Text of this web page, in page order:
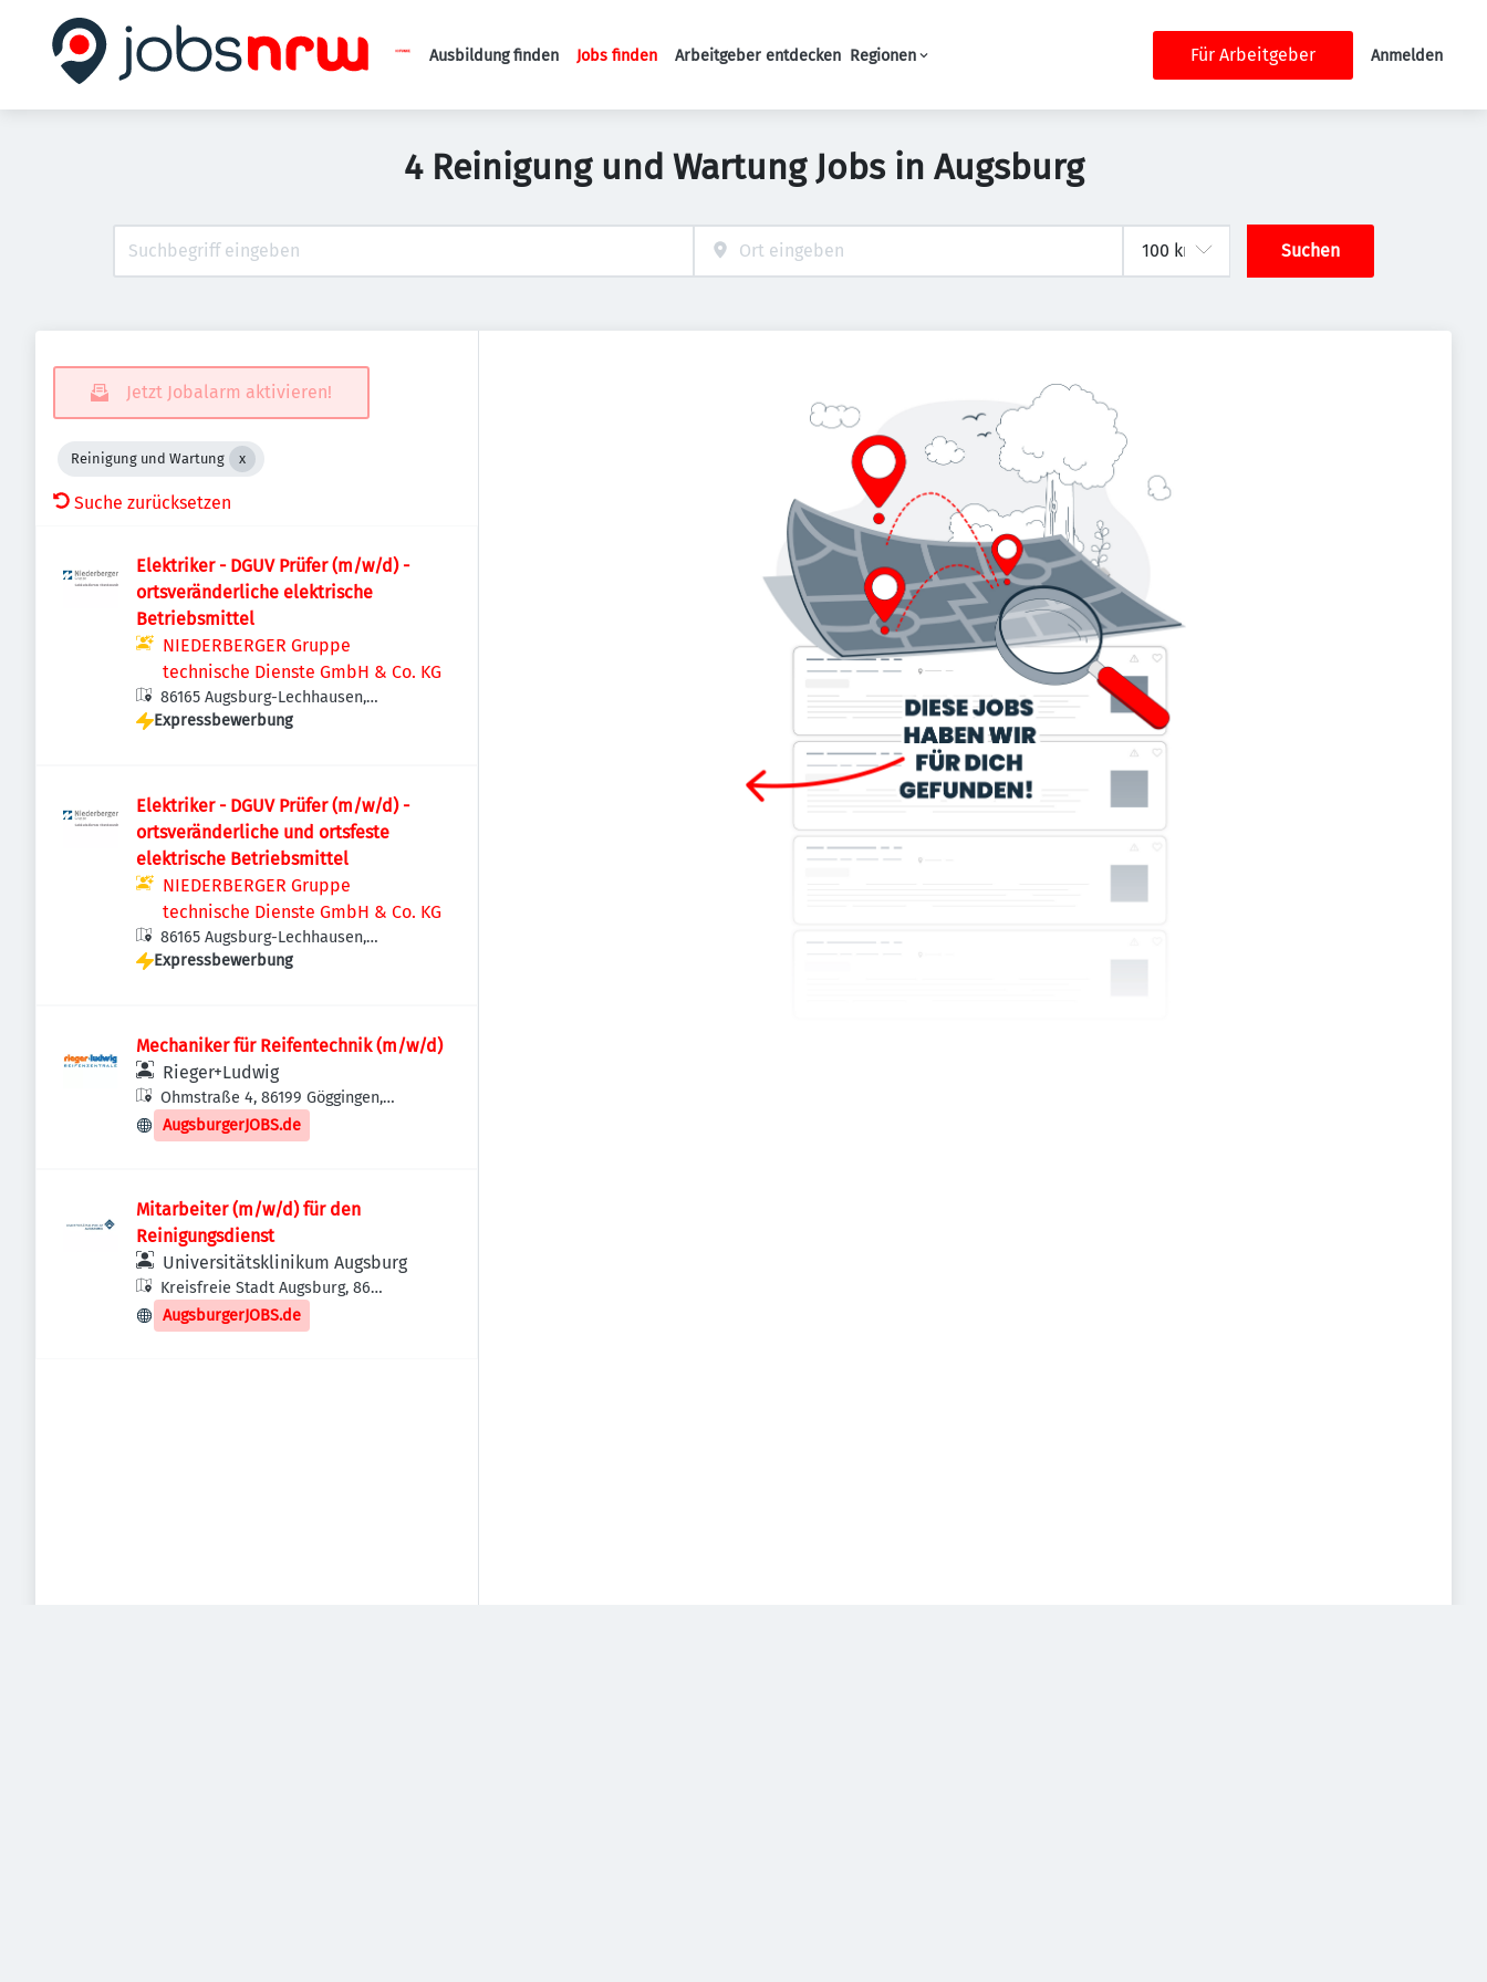
Haupt-Navigation
Ausbildung finden Jobs finden Arbeitgeber entdecken Regionen Für Arbeitgeber Anmelden
4 Reinigung und Wartung Jobs in Augsburg
Suchen
Jetzt Jobalarm aktivieren!
Reinigung und Wartung
Suche zurücksetzen
Elektriker - DGUV Prüfer (m/w/d) -
ortsveränderliche elektrische
Betriebsmittel
NIEDERBERGER Gruppe
technische Dienste GmbH & Co. KG
86165 Augsburg-Lechhausen,
Deutschland
Expressbewerbung
Elektriker - DGUV Prüfer (m/w/d) -
ortsveränderliche und ortsfeste
elektrische Betriebsmittel
NIEDERBERGER Gruppe
technische Dienste GmbH & Co. KG
86165 Augsburg-Lechhausen,
Deutschland
Expressbewerbung
Mechaniker für Reifentechnik (m/w/d)
Rieger+Ludwig
Ohmstraße 4, 86199 Göggingen,
Deutschland
AugsburgerJOBS.de
Mitarbeiter (m/w/d) für den
Reinigungsdienst
Universitätsklinikum Augsburg
Kreisfreie Stadt Augsburg, 86
Augsburg, Deutschland
AugsburgerJOBS.de